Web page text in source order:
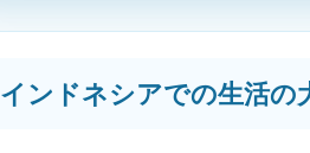
インドネシアでの生活の